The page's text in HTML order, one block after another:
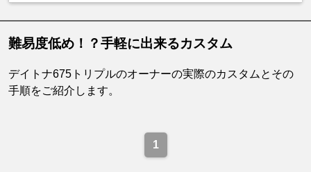
難易度低め！？手軽に出来るカスタム
デイトナ675トリプルのオーナーの実際のカスタムとその
手順をご紹介します。
1